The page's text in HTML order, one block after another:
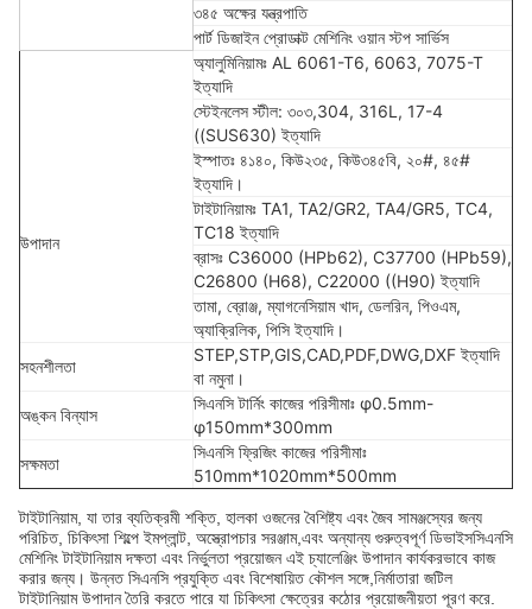
৩৪৫ অক্ষের যন্ত্রপাতি
পার্ট ডিজাইন প্রোডাক্ট মেশিনিং ওয়ান স্টপ সার্ভিস
উপাদান
অ্যালুমিনিয়ামঃ AL 6061-T6, 6063, 7075-T
ইত্যাদি
স্টেইনলেস স্টীল: ৩০৩,304, 316L, 17-4
((SUS630) ইত্যাদি
ইস্পাতঃ ৪১৪০, কিউ২৩৫, কিউ৩৪৫বি, ২০#, ৪৫#
ইত্যাদি।
টাইটানিয়ামঃ TA1, TA2/GR2, TA4/GR5, TC4,
TC18 ইত্যাদি
ব্রাসঃ C36000 (HPb62), C37700 (HPb59),
C26800 (H68), C22000 ((H90) ইত্যাদি
তামা, ব্রোঞ্জ, ম্যাগনেসিয়াম খাদ, ডেলরিন, পিওএম,
অ্যাক্রিলিক, পিসি ইত্যাদি।
সহনশীলতা
STEP,STP,GIS,CAD,PDF,DWG,DXF ইত্যাদি
বা নমুনা।
অঙ্কন বিন্যাস
সিএনসি টার্নিং কাজের পরিসীমাঃ φ0.5mm-
φ150mm*300mm
সক্ষমতা
সিএনসি ফ্রিজিং কাজের পরিসীমাঃ
510mm*1020mm*500mm
টাইটানিয়াম, যা তার ব্যতিক্রমী শক্তি, হালকা ওজনের বৈশিষ্ট্য এবং জৈব সামঞ্জস্যের জন্য
পরিচিত, চিকিৎসা শিল্পে ইমপ্লান্ট, অস্ত্রোপচার সরঞ্জাম,এবং অন্যান্য গুরুত্বপূর্ণ ডিভাইসসিএনসি
মেশিনিং টাইটানিয়াম দক্ষতা এবং নির্ভুলতা প্রয়োজন এই চ্যালেঞ্জিং উপাদান কার্যকরভাবে কাজ
করার জন্য। উন্নত সিএনসি প্রযুক্তি এবং বিশেষায়িত কৌশল সঙ্গে,নির্মাতারা জটিল
টাইটানিয়াম উপাদান তৈরি করতে পারে যা চিকিৎসা ক্ষেত্রের কঠোর প্রয়োজনীয়তা পূরণ করে.